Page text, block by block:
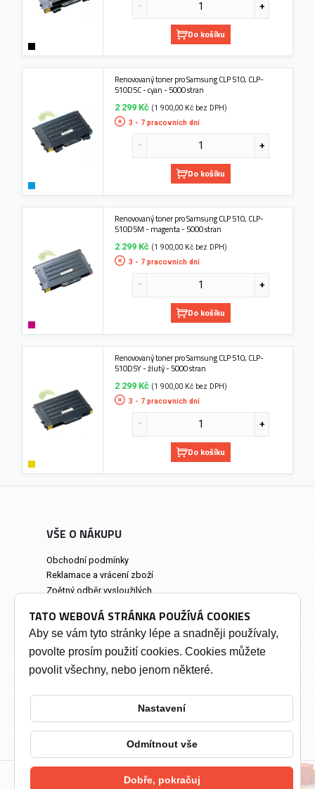
Do košíku
Renovovaný toner pro Samsung CLP 510, CLP-
510D5C - cyan - 5000 stran
2 299 Kč (1 900,00 Kč bez DPH)
3 - 7 pracovních dní
Do košíku
Renovovaný toner pro Samsung CLP 510, CLP-
510D5M - magenta - 5000 stran
2 299 Kč (1 900,00 Kč bez DPH)
3 - 7 pracovních dní
Do košíku
Renovovaný toner pro Samsung CLP 510, CLP-
510D5Y - žlutý - 5000 stran
2 299 Kč (1 900,00 Kč bez DPH)
3 - 7 pracovních dní
Do košíku
VŠE O NÁKUPU
Obchodní podmínky
Reklamace a vrácení zboží
Zpětný odběr vysloužilých
Prodejna a osobní odběr
INFORMACE
Soukromí a cookies
Změnit nastavení cookies
2026 © Tonery Olomouc - Tonery do tiskáren
TATO WEBOVÁ STRÁNKA POUŽÍVÁ COOKIES
Aby se vám tyto stránky lépe a snadněji používaly,
povolte prosím použití cookies. Cookies můžete
povolit všechny, nebo jenom některé.
Nastavení
Odmítnout vše
Dobře, pokračuj